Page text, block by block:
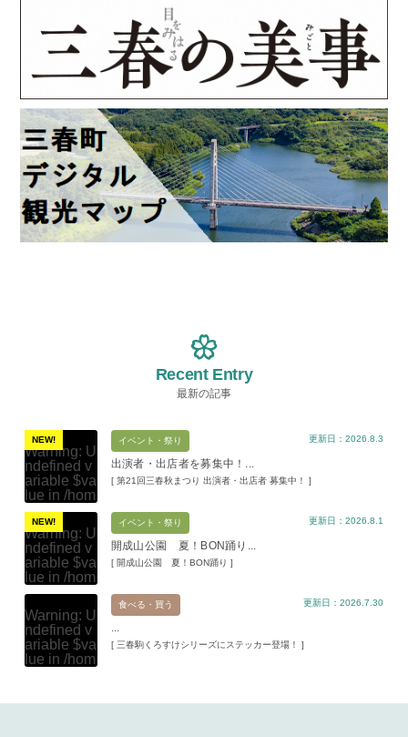
Recent Entry
最新の記事
NEW!
Warning: U
ndefined v
ariable $va
lue in /hom
e/xs11945
9/miharuko
ma.com/pu
blic_html/w
p-content/t
hemes/mih
aru/templat
e-parts/pic
up.phpon l
ine19
Warning: A
イベント・祭り
出演者・出店者を募集中！...
[ 第21回三春秋まつり 出演者・出店者 募集中！ ]
更新日：2026.8.3
NEW!
Warning: U
ndefined v
ariable $va
lue in /hom
e/xs11945
9/miharuko
ma.com/pu
blic_html/w
p-content/t
hemes/mih
up.phpon l
イベント・祭り
開成山公園 夏！BON踊り...
[ 開成山公園 夏！BON踊り ]
更新日：2026.8.1
Warning: U
ndefined v
ariable $va
lue in /hom
ma.com/pu
食べる・買う
[ 三春駒くろすけシリーズにステッカー登場！ ]
更新日：2026.7.30